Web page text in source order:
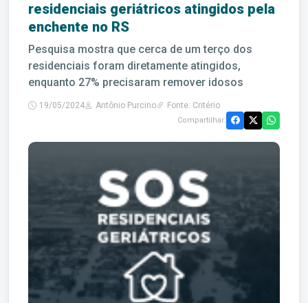
residenciais geriátricos atingidos pela
enchente no RS
Pesquisa mostra que cerca de um terço dos
residenciais foram diretamente atingidos,
enquanto 27% precisaram remover idosos
19/05/2024 Antônio Purcino Fonte: Critério
Compartilhar: